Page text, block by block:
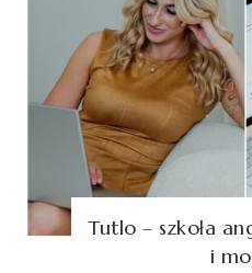
Tutlo – szkoła
i